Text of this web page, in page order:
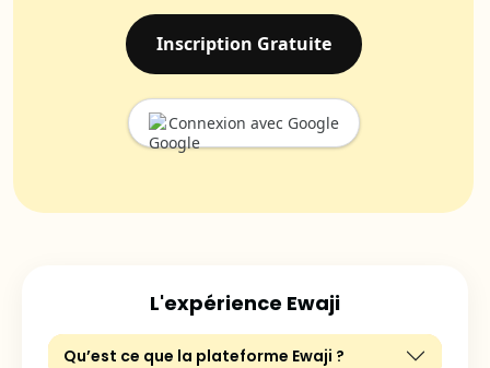
Inscription Gratuite
Connexion avec Google
L'expérience Ewaji
Qu’est ce que la plateforme Ewaji ?